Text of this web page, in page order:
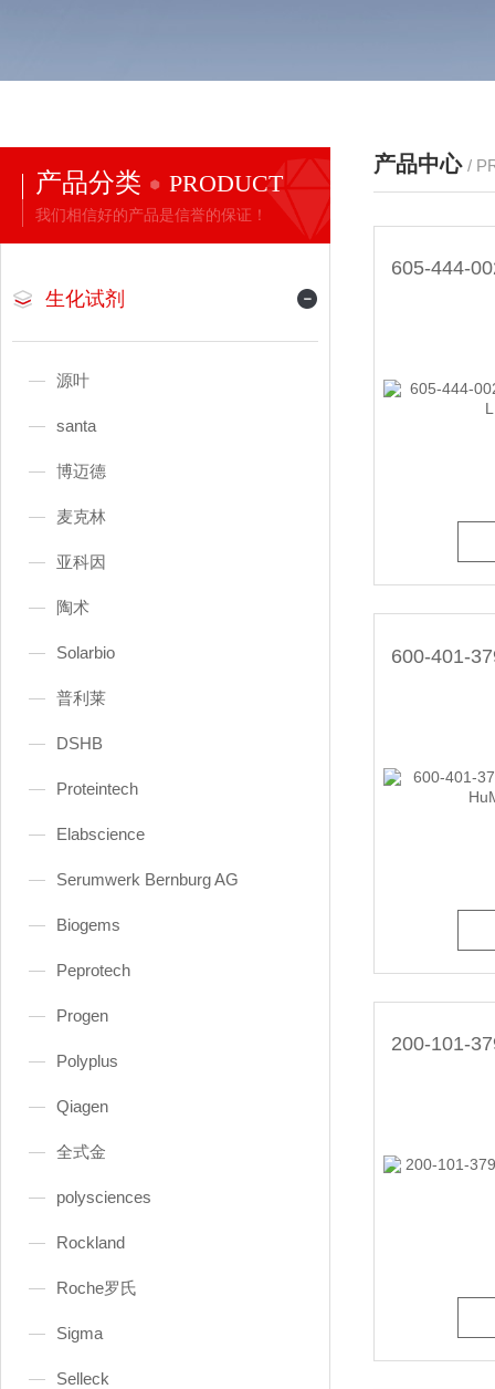
产品分类 PRODUCT
我们相信好的产品是信誉的保证！
生化试剂
源叶
santa
博迈德
麦克林
亚科因
陶术
Solarbio
普利莱
DSHB
Proteintech
Elabscience
Serumwerk Bernburg AG
Biogems
Peprotech
Progen
Polyplus
Qiagen
全式金
polysciences
Rockland
Roche罗氏
Sigma
Selleck
产品中心 /